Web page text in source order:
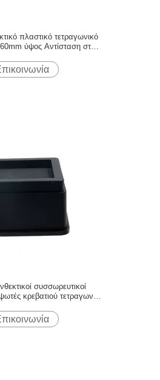
πλαστικό τετραγωνικό
ύψος Αντίσταση στη
συσσωρευτικοί
κρεβατιού τετραγωνικό